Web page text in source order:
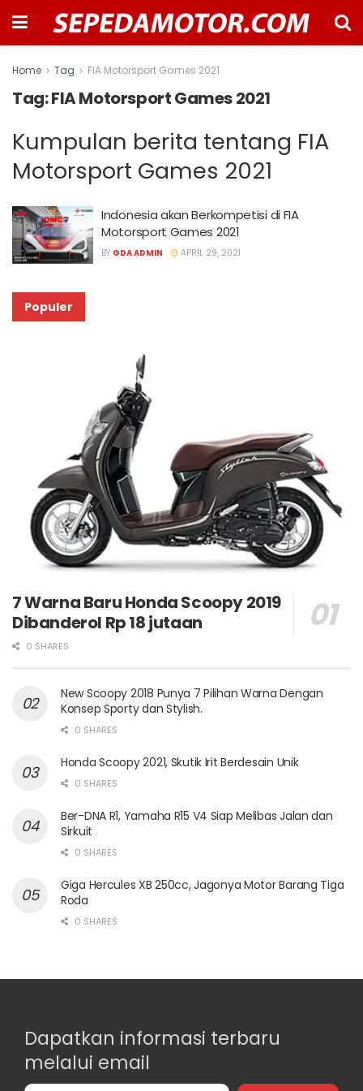
Home Tag FIA Motorsport Games 2021
Tag:FIA Motorsport Games 2021
Kumpulan berita tentang FIA
Motorsport Games 2021
Indonesia akan Berkompetisi di FIA
Motorsport Games 2021
BY GDA ADMIN APRIL 29, 2021
Populer
7 Warna Baru Honda Scoopy 2019
Dibanderol Rp 18 jutaan
0 SHARES
New Scoopy 2018 Punya 7 Pilihan Warna Dengan
Konsep Sporty dan Stylish.
0 SHARES
Honda Scoopy 2021, Skutik Irit Berdesain Unik
0 SHARES
Ber-DNA R1, Yamaha R15 V4 Siap Melibas Jalan dan
Sirkuit
0 SHARES
Giga Hercules XB 250cc, Jagonya Motor Barang Tiga
Roda
0 SHARES
Dapatkan informasi terbaru
melalui email